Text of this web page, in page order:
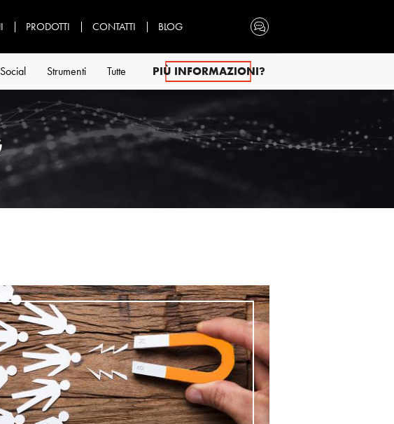
PRODOTTI CONTATTI BLOG
Social Strumenti Tutte PIÙ INFORMAZIONI?